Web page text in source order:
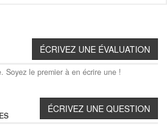
Soyez le premier à en écrire une !